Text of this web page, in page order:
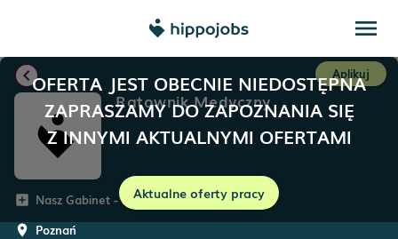
menu
OFERTA JEST OBECNIE NIEDOSTĘPNA
ZAPRASZAMY DO ZAPOZNANIA SIĘ
Z INNYMI AKTUALNYMI OFERTAMI
Aktualne oferty pracy
chevron_left Aplikuj
Ratownik Medyczny
add_box Nasz Gabinet - leczenie uzależnień
room Poznań